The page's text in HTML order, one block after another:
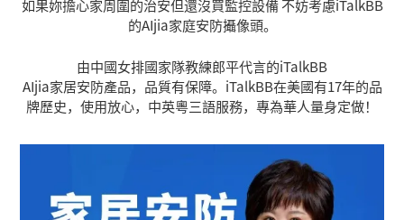
如果妳擔心家周圍的治安但還沒買監控設備 不妨考慮iTalkBB
的AIjia家庭安防攝像頭。
由中國女排國家隊教練郎平代言的iTalkBB
AIjia家居安防產品，品質有保障。iTalkBB在美國有17年的品
牌歷史，使用放心，中英粵三語服務，專為華人量身定做！